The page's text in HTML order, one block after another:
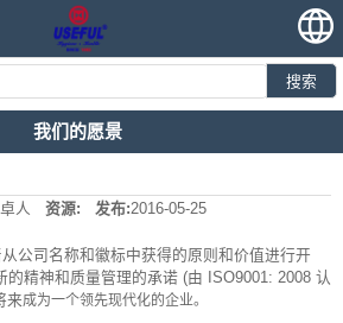
搜索
我们的愿景
人 资源: 发布:2016-05-25
公司名称和徽标中获得的原则和价值进行开
的精神和质量管理的承诺 (由 ISO9001: 2008 认
来成为一个领先现代化的企业。